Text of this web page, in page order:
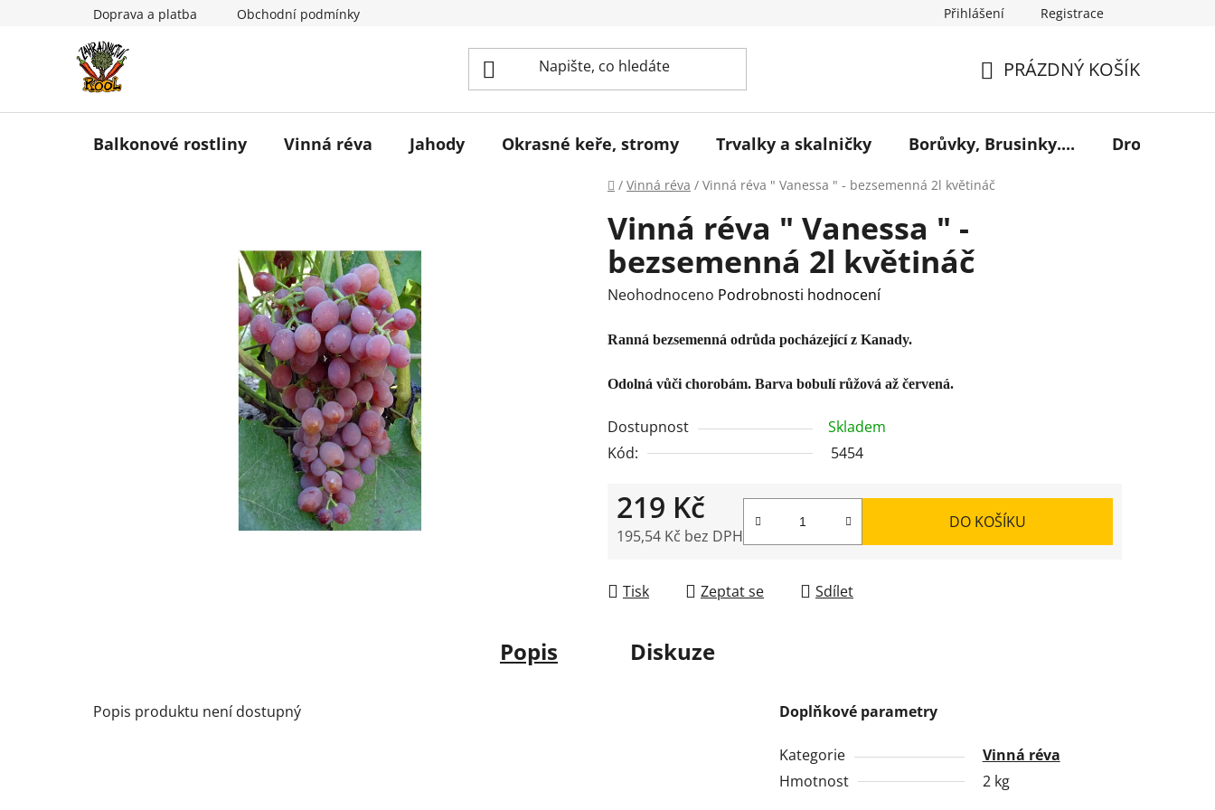
Doprava a platba Obchodní podmínky Přihlášení Registrace
KOŠÍK
PRÁZDNÝ KOŠÍK
Balkonové rostliny Vinná réva Jahody Okrasné keře, stromy Trvalky a skalničky Borůvky, Brusinky.... Drobné
Domů
/ Vinná réva / Vinná réva " Vanessa " - bezsemenná 2l květináč
Vinná réva " Vanessa " -
bezsemenná 2l květináč
Průměrné
produktu
0,0
hvězdiček.
Neohodnoceno Podrobnosti hodnocení
Ranná bezsemenná odrůda pocházející z Kanady.
Odolná vůči chorobám. Barva bobulí růžová až červená.
Dostupnost
Skladem
Kód:
5454
219 Kč
195,54 Kč bez DPH
DO KOŠÍKU
Tisk Zeptat se Sdílet
Popis Diskuze
Popis produktu není dostupný Doplňkové parametry
Kategorie
Vinná réva
Hmotnost
2 kg